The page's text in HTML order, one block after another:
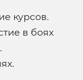
курсов.
в боях